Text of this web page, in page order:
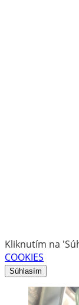
Kliknutím na
COOKIES
Súhlasím